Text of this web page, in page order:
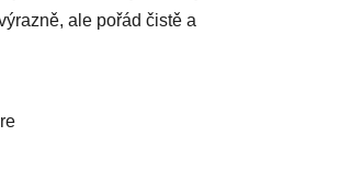
ale pořád čistě a